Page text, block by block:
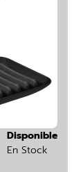
Disponible
En Stock